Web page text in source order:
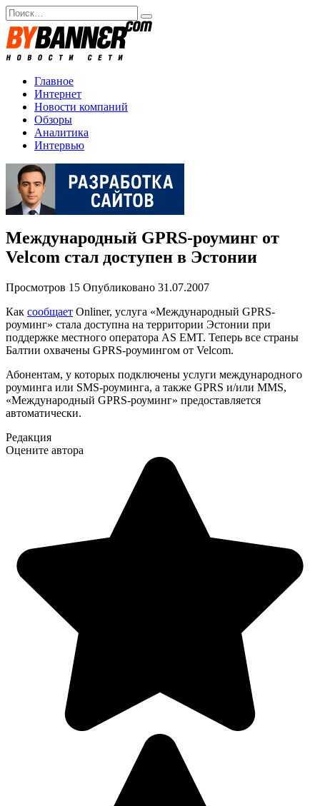
Перейти
к
содержанию
Search
for:
Главное
Интернет
Новости компаний
Обзоры
Аналитика
Интервью
Международный GPRS-роуминг от
Velcom стал доступен в Эстонии
Просмотров 15 Опубликовано 31.07.2007
Как сообщает Onliner, услуга «Международный GPRS-
роуминг» стала доступна на территории Эстонии при
поддержке местного оператора AS EMT. Теперь все страны
Балтии охвачены GPRS-роумингом от Velcom.
Абонентам, у которых подключены услуги международного
роуминга или SMS-роуминга, а также GPRS и/или MMS,
«Международный GPRS-роуминг» предоставляется
автоматически.
Редакция
Оцените автора